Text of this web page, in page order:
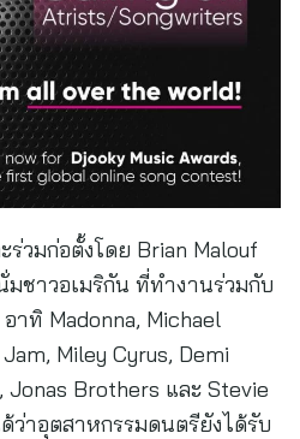
วมก่อตั้งโดย Brian Malouf
มชาวอเมริกัน ที่ทำงานร่วมกับ
าทิ Madonna, Michael
Miley Cyrus, Demi
Jonas Brothers และ Stevie
ว่าอุตสาหกรรมดนตรียังได้รับ